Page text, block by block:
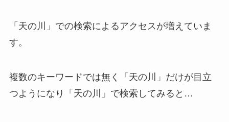
「天の川」での検索によるアクセスが増えていま
す。
複数のキーワードでは無く「天の川」だけが目立
つようになり「天の川」で検索してみると…